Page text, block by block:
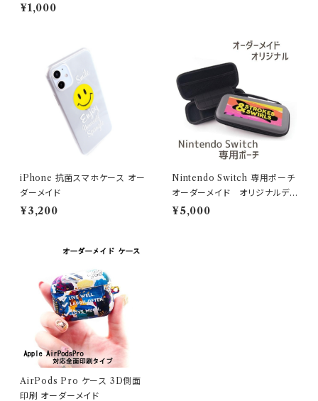
¥1,000
iPhone 抗菌スマホケース オー
ダーメイド
¥3,200
Nintendo Switch 専用ポーチ
オーダーメイド オリジナルデ
ザイン
¥5,000
AirPods Pro ケース 3D側面
印刷 オーダーメイド